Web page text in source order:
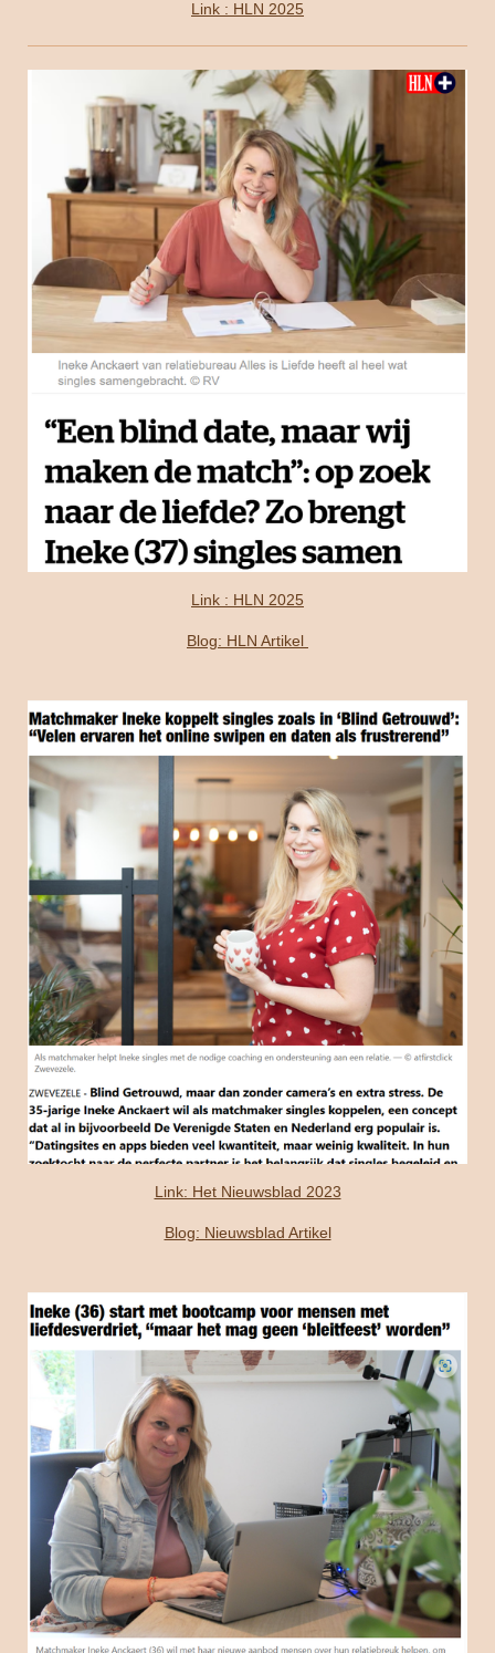
Link : HLN 2025
Link : HLN 2025
Blog: HLN Artikel
Link: Het Nieuwsblad 2023
Blog: Nieuwsblad Artikel